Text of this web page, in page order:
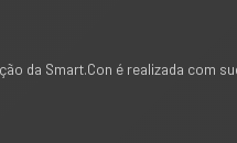
da Smart.Con é realizada com